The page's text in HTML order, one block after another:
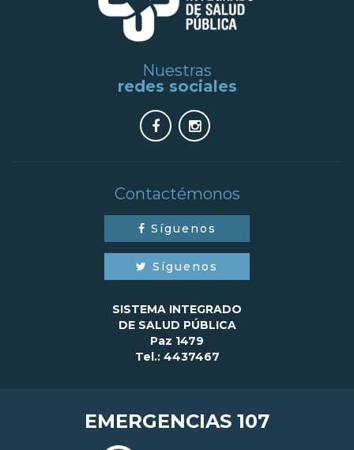
Nuestras
redes sociales
Contactémonos
Síguenos
Síguenos
SISTEMA INTEGRADO
DE SALUD PÚBLICA
Paz 1479
Tel.: 4437467
EMERGENCIAS 107